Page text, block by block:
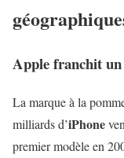
Apple franchit un
La marque à la
milliards d’iPhone
premier modèle en